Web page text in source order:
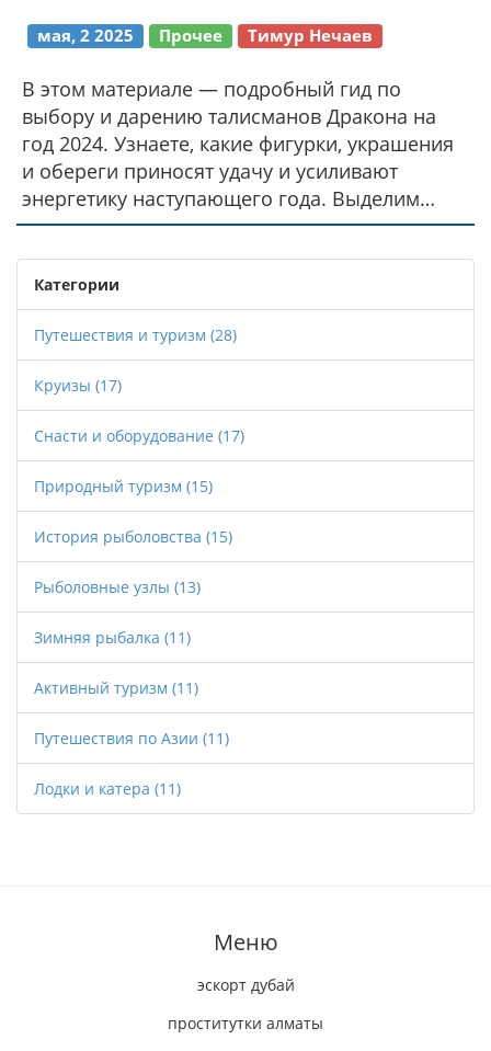
мая, 2 2025 Прочее Тимур Нечаев
В этом материале — подробный гид по
выбору и дарению талисманов Дракона на
год 2024. Узнаете, какие фигурки, украшения
и обереги приносят удачу и усиливают
энергетику наступающего года. Выделим
материалы, цвета и символы, которые будут
наиболее благоприятны, а также дам советы
по выбору подарка в соответствии с
китайской традицией. В статье рассмотрим
как классические, так и необычные варианты
талисманов. Расскажем, на что стоит
обратить особое внимание при покупке таких
сувениров и какие ошибки стоит избегать.
Категории
Путешествия и туризм (28)
Круизы (17)
Снасти и оборудование (17)
Природный туризм (15)
История рыболовства (15)
Рыболовные узлы (13)
Зимняя рыбалка (11)
Активный туризм (11)
Путешествия по Азии (11)
Лодки и катера (11)
Меню
эскорт дубай
проститутки алматы